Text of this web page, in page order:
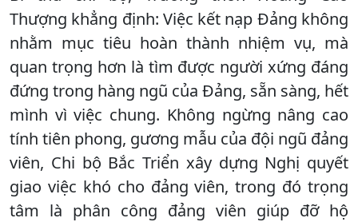
Thượng khẳng định: Việc kết nạp Đảng không
nhằm mục tiêu hoàn thành nhiệm vụ, mà
quan trọng hơn là tìm được người xứng đáng
đứng trong hàng ngũ của Đảng, sẵn sàng, hết
mình vì việc chung. Không ngừng nâng cao
tính tiên phong, gương mẫu của đội ngũ đảng
viên, Chi bộ Bắc Triển xây dựng Nghị quyết
giao việc khó cho đảng viên, trong đó trọng
tâm là phân công đảng viên giúp đỡ hộ